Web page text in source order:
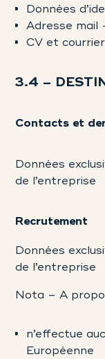
Données
Adresse mail
CV et
3.4 –
Contacts et
Données
de l’entreprise
Recrutement
Données
de l’entreprise
Nota – A
n’effectue
Européenne